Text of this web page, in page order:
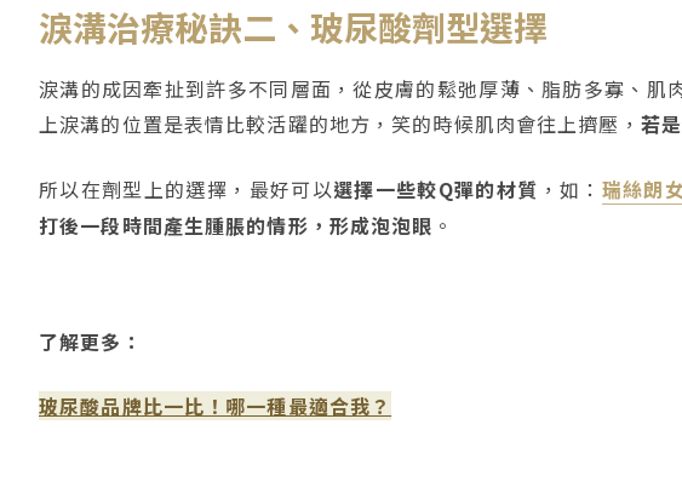
淚溝治療秘訣二、玻尿酸劑型選擇
淚溝的成因牽扯到許多不同層面，從皮膚的鬆弛厚薄、脂肪多寡、
上淚溝的位置是表情比較活躍的地方，笑的時候肌肉會往上擠壓， 若
所以在劑型上的選擇，最好可以選擇一些較Q彈的材質 ，如： 瑞絲朗
打後一段時間產生腫脹的情形，形成泡泡眼 。
了解更多：
玻尿酸品牌比一比！哪一種最適合我？